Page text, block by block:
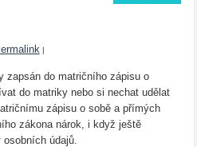
|
zapsán do matričního zápisu o
do matriky nebo si nechat udělat
zápisu o sobě a přímých
zákona nárok, i když ještě
údajů.